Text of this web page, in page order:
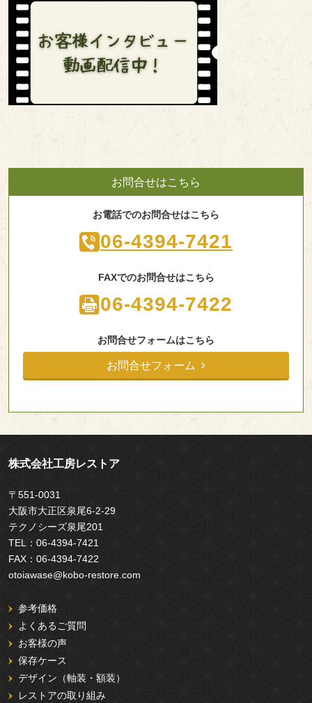
お問合せはこちら
お電話でのお問合せはこちら
06-4394-7421
FAXでのお問合せはこちら
06-4394-7422
お問合せフォームはこちら
お問合せフォーム
株式会社工房レストア
〒551-0031
大阪市大正区泉尾6-2-29
テクノシーズ泉尾201
TEL： 06-4394-7421
FAX： 06-4394-7422
otoiawase@kobo-restore.com
参考価格
よくあるご質問
お客様の声
保存ケース
デザイン（軸装・額装）
レストアの取り組み